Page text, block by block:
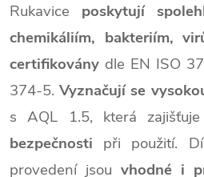
Rukavice poskytují
chemikáliím, bakteriím,
certifikovány dle EN ISO
374-5.Vyznačují se
s AQL 1.5, která zajišťuje
bezpečnosti při použití.
provedení jsou vhodné i